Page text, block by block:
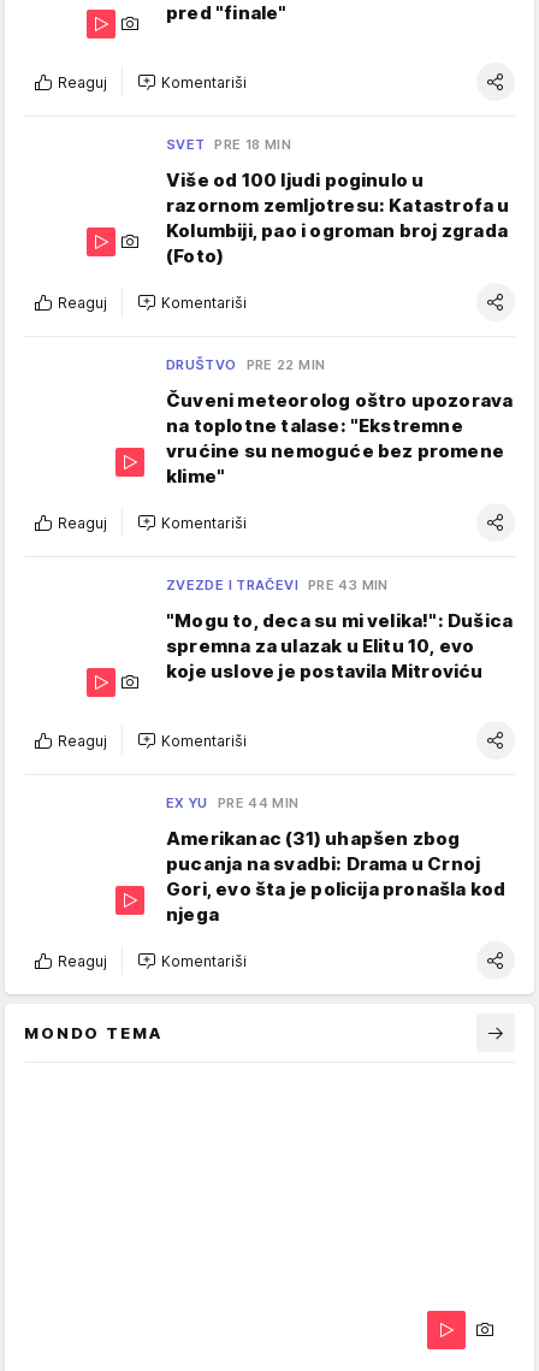
pred "finale"
Reaguj Komentariši
SVET PRE 18 MIN
Više od 100 ljudi poginulo u
razornom zemljotresu: Katastrofa u
Kolumbiji, pao i ogroman broj zgrada
(Foto)
Reaguj Komentariši
DRUŠTVO PRE 22 MIN
Čuveni meteorolog oštro upozorava
na toplotne talase: "Ekstremne
vrućine su nemoguće bez promene
klime"
Reaguj Komentariši
ZVEZDE I TRAČEVI PRE 43 MIN
"Mogu to, deca su mi velika!": Dušica
spremna za ulazak u Elitu 10, evo
koje uslove je postavila Mitroviću
Reaguj Komentariši
EX YU PRE 44 MIN
Amerikanac (31) uhapšen zbog
pucanja na svadbi: Drama u Crnoj
Gori, evo šta je policija pronašla kod
njega
Reaguj Komentariši
MONDO TEMA